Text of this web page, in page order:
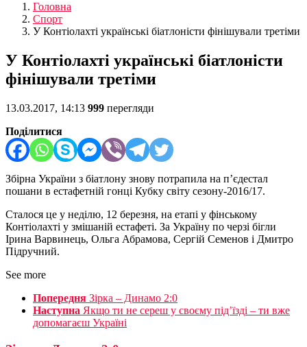
Головна
Спорт
У Контіолахті українські біатлоністи фінішували третіми
У Контіолахті українські біатлоністи
фінішували третіми
13.03.2017, 14:13 999 перегляди
Поділитися
Збірна України з біатлону знову потрапила на п’єдестал
пошани в естафетній гонці Кубку світу сезону-2016/17.
Сталося це у неділю, 12 березня, на етапі у фінському
Контіолахті у змішаній естафеті. За Україну по черзі бігли
Ірина Варвинець, Ольга Абрамова, Сергій Семенов і Дмитро
Підручний.
See more
Попередня Зірка – Динамо 2:0
Наступна Якщо ти не сереш у своєму під’їзді – ти вже
допомагаєш Україні